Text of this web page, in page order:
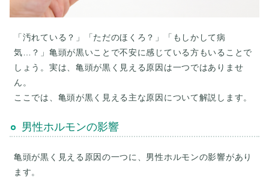
「汚れている？」「ただのほくろ？」「もしかして病
気…？」亀頭が黒いことで不安に感じている方もいることで
しょう。実は、亀頭が黒く見える原因は一つではありませ
ん。
男性ホルモンの影響
亀頭が黒く見える原因の一つに、男性ホルモンの影響があり
ます。